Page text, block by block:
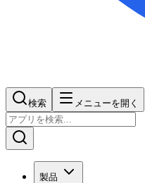
検索 メニューを開く
製品